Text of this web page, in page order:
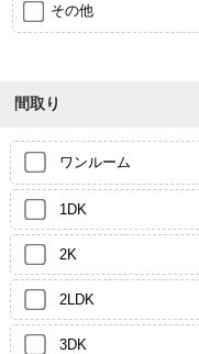
その他
間取り
ワンルーム
1DK
2K
2LDK
3DK